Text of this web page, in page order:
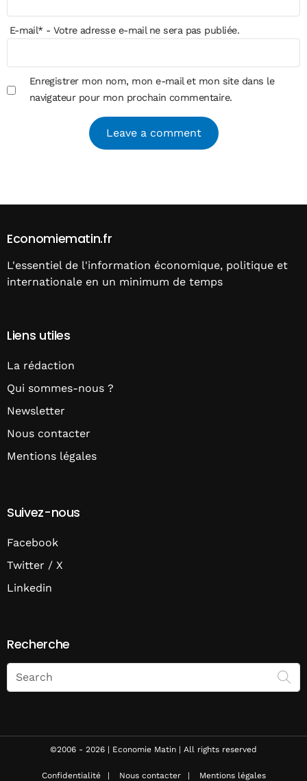
E-mail*- Votre adresse e-mail ne sera pas publiée.
Enregistrer mon nom, mon e-mail et mon site dans le
navigateur pour mon prochain commentaire.
Economiematin.fr
L'essentiel de l'information économique, politique et
internationale en un minimum de temps
Liens utiles
La rédaction
Qui sommes-nous ?
Newsletter
Nous contacter
Mentions légales
Suivez-nous
Facebook
Twitter / X
Linkedin
Recherche
Search
on
Economie
©2006 - 2026 | Economie Matin | All rights reserved
Confidentialité Nous contacter Mentions légales